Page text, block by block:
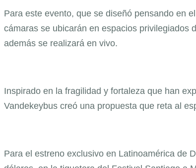
Para este evento, que se diseñó pensando en
cámaras se ubicarán en espacios privilegiados
además se realizará en vivo.
Inspirado en la fragilidad y fortaleza que han
Vandekeybus creó una propuesta que reta al
Para el estreno exclusivo en Latinoamérica de